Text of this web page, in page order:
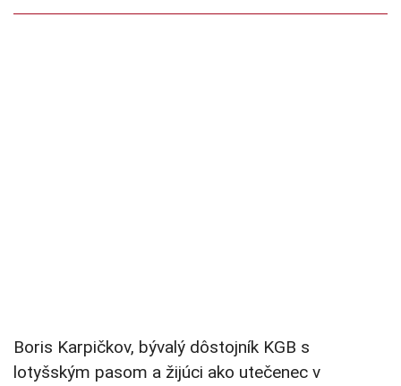
Boris Karpičkov, bývalý dôstojník KGB s
lotyšským pasom a žijúci ako utečenec v